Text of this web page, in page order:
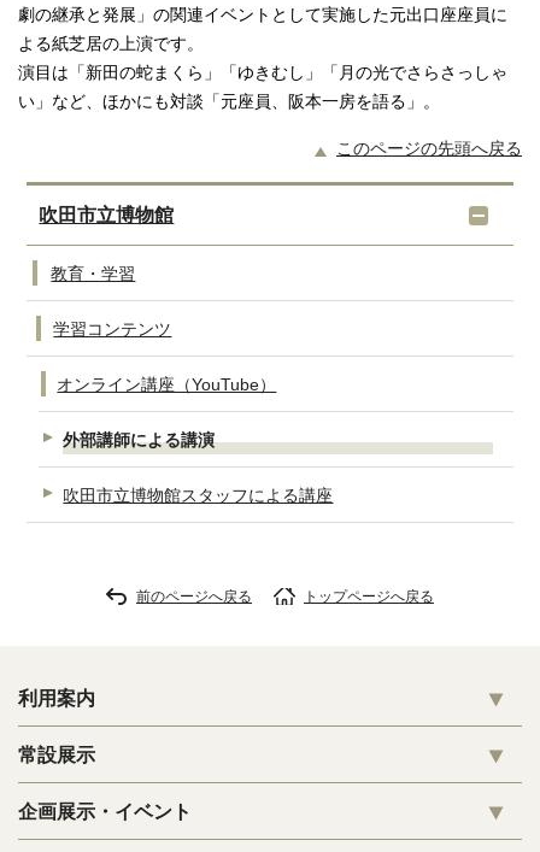
劇の継承と発展」の関連イベントとして実施した元出口座座員に
よる紙芝居の上演です。
演目は「新田の蛇まくら」「ゆきむし」「月の光でさらさっしゃ
い」など、ほかにも対談「元座員、阪本一房を語る」。
このページの先頭へ戻る
吹田市立博物館
教育・学習
学習コンテンツ
オンライン講座（YouTube）
外部講師による講演
吹田市立博物館スタッフによる講座
前のページへ戻る トップページへ戻る
利用案内
常設展示
企画展示・イベント